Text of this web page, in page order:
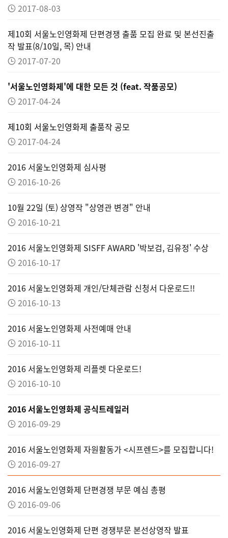
2017-08-03
제10회 서울노인영화제 단편경쟁 출품 모집 완료 및 본선진출
작 발표(8/10일, 목) 안내
2017-07-20
'서울노인영화제'에 대한 모든 것 (feat. 작품공모)
2017-04-24
제10회 서울노인영화제 출품작 공모
2017-04-24
2016 서울노인영화제 심사평
2016-10-26
10월 22일 (토) 상영작 "상영관 변경" 안내
2016-10-21
2016 서울노인영화제 SISFF AWARD '박보검, 김유정' 수상
2016-10-17
2016 서울노인영화제 개인/단체관람 신청서 다운로드!!
2016-10-13
2016 서울노인영화제 사전예매 안내
2016-10-11
2016 서울노인영화제 리플렛 다운로드!
2016-10-10
2016 서울노인영화제 공식트레일러
2016-09-29
2016 서울노인영화제 자원활동가 <시프렌드>를 모집합니다!
2016-09-27
2016 서울노인영화제 단편경쟁 부문 예심 총평
2016-09-06
2016 서울노인영화제 단편 경쟁부문 본선상영작 발표